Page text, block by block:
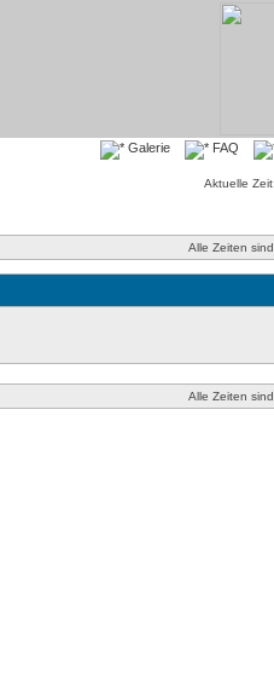
Galerie FAQ
Aktuelle
Alle Zeiten
Alle Zeiten